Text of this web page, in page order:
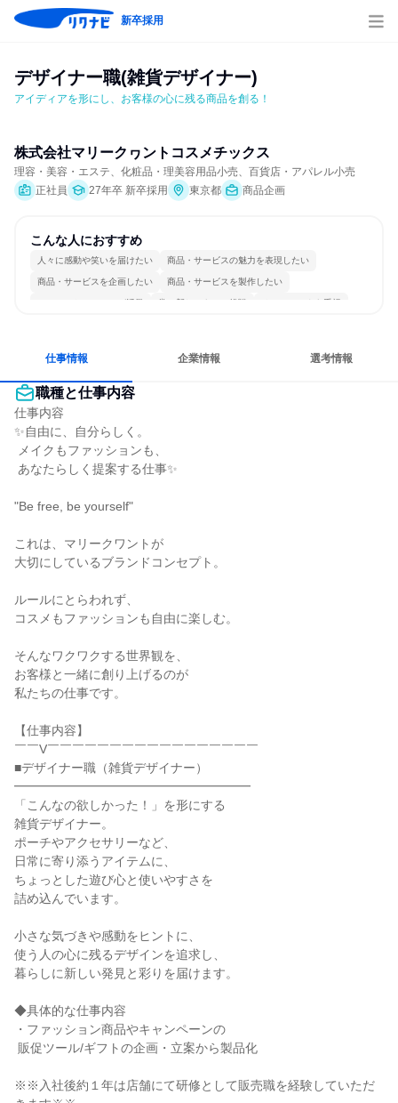
新卒採用
デザイナー職(雑貨デザイナー)
アイディアを形にし、お客様の心に残る商品を創る！
株式会社マリークヮントコスメチックス
理容・美容・エステ、化粧品・理美容用品小売、百貨店・アパレル小売
正社員
27年卒 新卒採用 東京都 商品企画
こんな人におすすめ
人々に感動や笑いを届けたい 商品・サービスの魅力を表現したい
商品・サービスを企画したい 商品・サービスを製作したい
コミュニケーションが活発 常に新しいものに挑戦 チームワークを重視
仕事情報 企業情報 選考情報
職種と仕事内容
仕事内容
✨自由に、自分らしく。
"Be free, be yourself"
これは、マリークワントが
大切にしているブランドコンセプト。
ルールにとらわれず、
コスメもファッションも自由に楽しむ。
そんなワクワクする世界観を、
お客様と一緒に創り上げるのが
私たちの仕事です。
【仕事内容】
￣￣V￣￣￣￣￣￣￣￣￣￣￣￣￣￣￣￣￣
■デザイナー職（雑貨デザイナー）
━━━━━━━━━━━━━━━━━━━
「こんなの欲しかった！」を形にする
雑貨デザイナー。
ポーチやアクセサリーなど、
日常に寄り添うアイテムに、
ちょっとした遊び心と使いやすさを
詰め込んでいます。
小さな気づきや感動をヒントに、
使う人の心に残るデザインを追求し、
暮らしに新しい発見と彩りを届けます。
◆具体的な仕事内容
・ファッション商品やキャンペーンの
※※入社後約１年は店舗にて研修として販売職を経験していただ